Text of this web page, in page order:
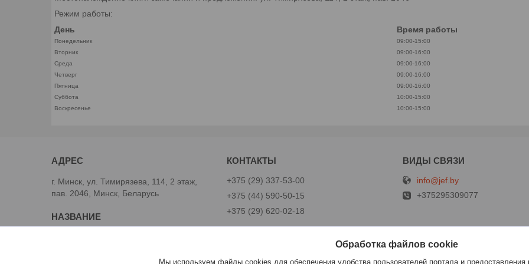
Режим работы:
День
Время работы
Понедельник
09:00-15:00
Вторник
09:00-16:00
Среда
09:00-16:00
Четверг
09:00-16:00
Пятница
09:00-16:00
Суббота
10:00-15:00
Воскресенье
10:00-15:00
г. Минск, ул. Тимирязева, 114, 2 этаж,
пав. 2046, Минск, Беларусь
+375 (29) 337-53-00
+375 (44) 590-50-15
+375 (29) 620-02-18
info@jef.by
+375295309077
Обработка файлов cookie
Мы используем файлы cookies для обеспечения удобства пользователей портала и предоставления